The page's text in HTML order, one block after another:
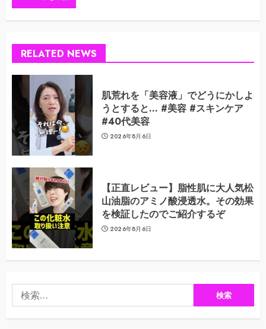
RELATED NEWS
肌荒れを「美容液」でどうにかしよ
うとすると… #美容 #スキンケア
#40代美容
2026年8月6日
【正直レビュー】脂性肌に大人気松
山油脂のアミノ酸浸透水。その効果
を検証したのでご紹介するぞ
2026年8月6日
索: